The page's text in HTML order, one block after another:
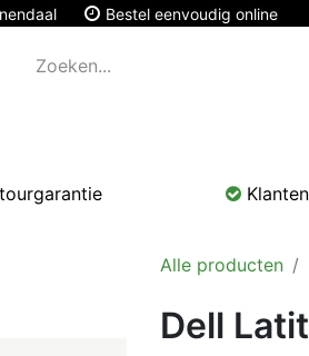
Bestel eenvoudig online
Alle producten
Dell